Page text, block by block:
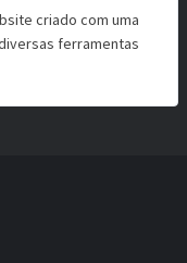
criado com uma
ferramentas